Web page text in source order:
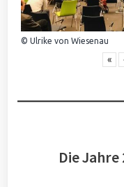
© Ulrike von Wiesenau
«
Die